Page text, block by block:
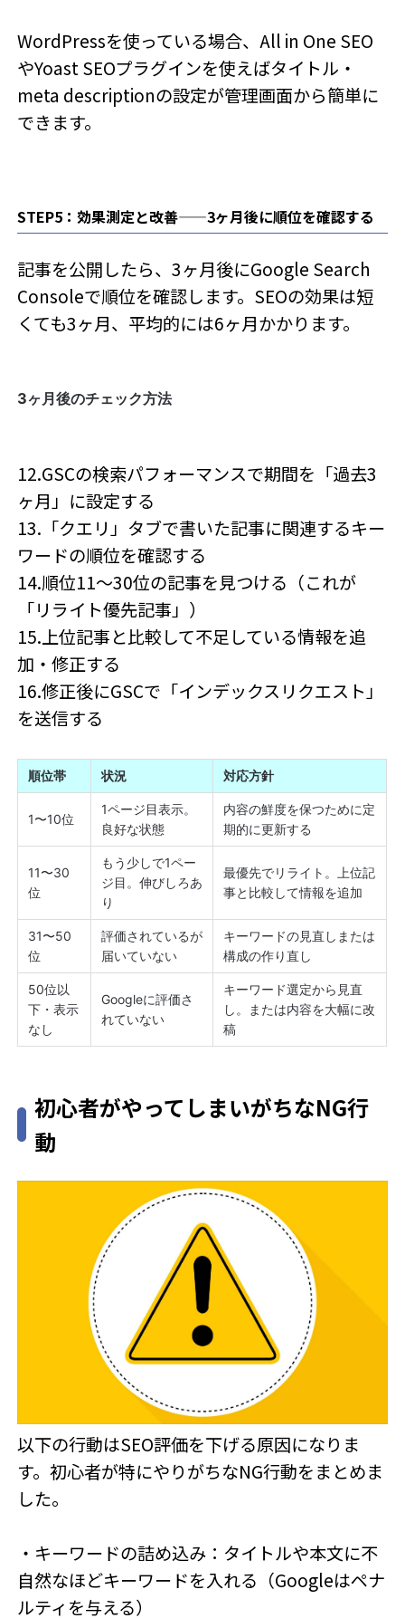
WordPressを使っている場合、All in One SEO
やYoast SEOプラグインを使えばタイトル・
meta descriptionの設定が管理画面から簡単に
できます。
STEP5：効果測定と改善——3ヶ月後に順位を確認する
記事を公開したら、3ヶ月後にGoogle Search
Consoleで順位を確認します。SEOの効果は短
くても3ヶ月、平均的には6ヶ月かかります。
3ヶ月後のチェック方法
12.GSCの検索パフォーマンスで期間を「過去3
ヶ月」に設定する
13.「クエリ」タブで書いた記事に関連するキー
ワードの順位を確認する
14.順位11〜30位の記事を見つける（これが
「リライト優先記事」）
15.上位記事と比較して不足している情報を追
加・修正する
16.修正後にGSCで「インデックスリクエスト」
を送信する
順位帯 状況 対応方針
1〜10位
1ページ目表示。
良好な状態
内容の鮮度を保つために定
期的に更新する
11〜30
位
もう少しで1ペー
ジ目。伸びしろあ
り
最優先でリライト。上位記
事と比較して情報を追加
31〜50
位
評価されているが
届いていない
キーワードの見直しまたは
構成の作り直し
50位以
下・表示
なし
Googleに評価さ
れていない
キーワード選定から見直
し。または内容を大幅に改
稿
初心者がやってしまいがちなNG行
動
以下の行動はSEO評価を下げる原因になりま
す。初心者が特にやりがちなNG行動をまとめま
した。
・キーワードの詰め込み：タイトルや本文に不
自然なほどキーワードを入れる（Googleはペナ
ルティを与える）